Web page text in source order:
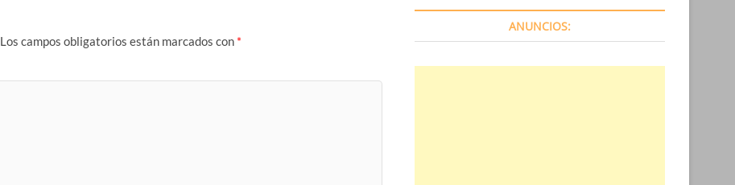
Los campos obligatorios están marcados con *
ANUNCIOS: